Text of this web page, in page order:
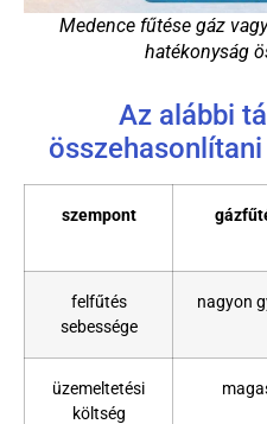
Medence fűtése gáz
hatékonyság
Az alábbi
szempont
felfűtés
sebessége
nagyon
üzemeltetési
költség